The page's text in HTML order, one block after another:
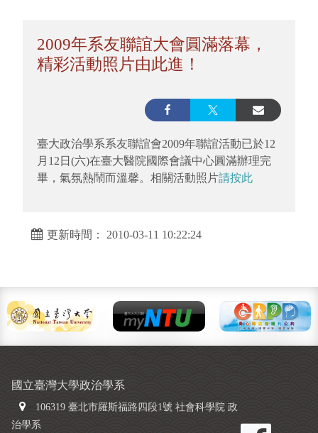
2009年系友聯誼大會圓滿落幕，
精彩活動照片由此進！
臺大政治學系系友聯誼會2009年聯誼活動已於12
月12日(六)在臺大醫院國際會議中心圓滿辦理完
畢，氣氛熱鬧而溫馨。相關活動照片請按此
更新時間： 2010-03-11 10:22:24
國立臺灣大學政治學系
106319 臺北市羅斯福路四段1號 社會科學院 政
治學系